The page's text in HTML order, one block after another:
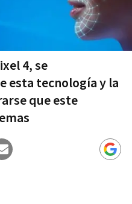
4, se
esta tecnología y la
que este